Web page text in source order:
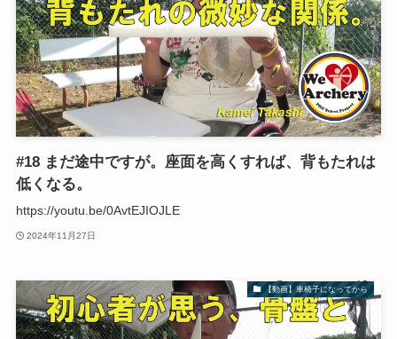
#18 まだ途中ですが。座面を高くすれば、背もたれは
低くなる。
https://youtu.be/0AvtEJIOJLE
2024年11月27日
【動画】車椅子になってから